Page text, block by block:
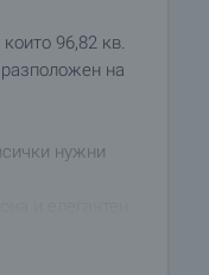
96,82 кв.
на
нужни
към